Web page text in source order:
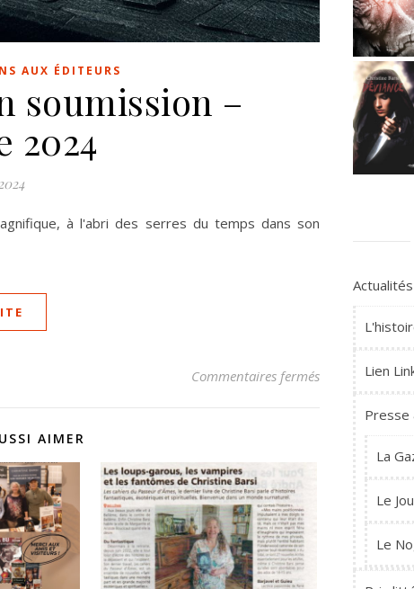
AUX ÉDITEURS
soumission –
2024
à l'abri des serres du temps dans son
Commentaires ferméssur Mes
AIMER
Actualités
Lien
Presse
La
Le
Le